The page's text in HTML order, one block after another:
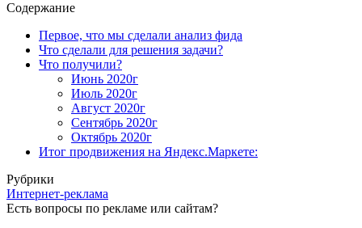
Содержание
Первое, что мы сделали анализ фида
Что сделали для решения задачи?
Что получили?
Июнь 2020г
Июль 2020г
Август 2020г
Сентябрь 2020г
Октябрь 2020г
Итог продвижения на Яндекс.Маркете:
Рубрики
Интернет-реклама
Есть вопросы по рекламе или сайтам?